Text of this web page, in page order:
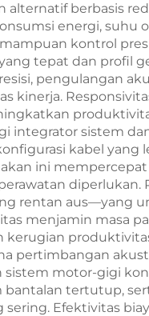
berbasis
energi, suhu
kontrol
tepat dan profil
pengulangan
kinerja.
integrator sistem
kabel yang
ini
rentan aus—yang
menjamin masa
pertimbangan
motor-gigi
tertutup,
Efektivitas